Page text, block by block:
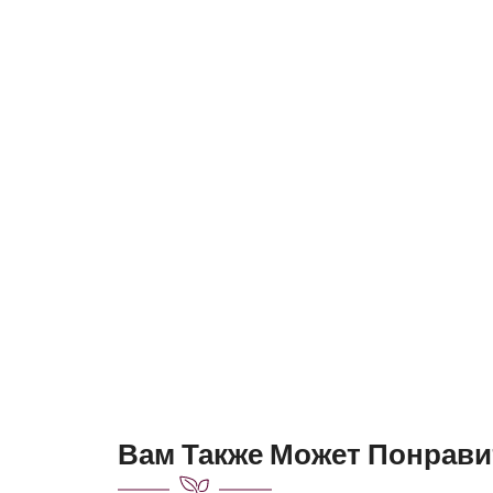
Вам Также Может